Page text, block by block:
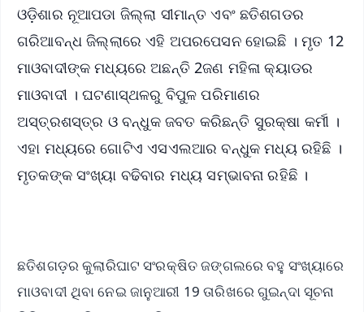
ଓଡ଼ିଶାର ନୂଆପଡା ଜିଲ୍ଲା ସୀମାନ୍ତ ଏବଂ ଛତିଶଗଡର
ଗରିଆବନ୍ଧ ଜିଲ୍ଲାରେ ଏହି ଅପରପେସନ ହୋଇଛି । ମୃତ 12
ମାଓବାଦୀଙ୍କ ମଧ୍ୟରେ ଅଛନ୍ତି 2ଜଣ ମହିଳା କ୍ୟାଡର
ମାଓବାଦୀ । ଘଟଣାସ୍ଥଳରୁ ବିପୁଳ ପରିମାଣର
ଅସ୍ତ୍ରଶସ୍ତ୍ର ଓ ବନ୍ଧୁକ ଜବତ କରିଛନ୍ତି ସୁରକ୍ଷା କର୍ମୀ ।
ଏହା ମଧ୍ୟରେ ଗୋଟିଏ ଏସଏଲଆର ବନ୍ଧୁକ ମଧ୍ୟ ରହିଛି ।
ମୃତକଙ୍କ ସଂଖ୍ୟା ବଢିବାର ମଧ୍ୟ ସମ୍ଭାବନା ରହିଛି ।
ଛତିଶଗଡ଼ର କୁଲାରିଘାଟ ସଂରକ୍ଷିତ ଜଙ୍ଗଲରେ ବହୁ ସଂଖ୍ୟାରେ
ମାଓବାଦୀ ଥିବା ନେଇ ଜାନୁଆରୀ 19 ତାରିଖରେ ଗୁଇନ୍ଦା ସୂଚନା